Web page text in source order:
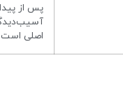
پس از
اصلی